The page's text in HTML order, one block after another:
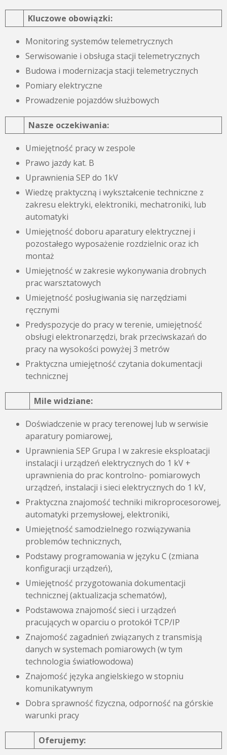
Kluczowe obowiązki:
Monitoring systemów telemetrycznych
Serwisowanie i obsługa stacji telemetrycznych
Budowa i modernizacja stacji telemetrycznych
Pomiary elektryczne
Prowadzenie pojazdów służbowych
Nasze oczekiwania:
Umiejętność pracy w zespole
Prawo jazdy kat. B
Uprawnienia SEP do 1kV
Wiedzę praktyczną i wykształcenie techniczne z
zakresu elektryki, elektroniki, mechatroniki, lub
automatyki
Umiejętność doboru aparatury elektrycznej i
pozostałego wyposażenie rozdzielnic oraz ich
montaż
Umiejętność w zakresie wykonywania drobnych
prac warsztatowych
Umiejętność posługiwania się narzędziami
ręcznymi
Predyspozycje do pracy w terenie, umiejętność
obsługi elektronarzędzi, brak przeciwskazań do
pracy na wysokości powyżej 3 metrów
Praktyczna umiejętność czytania dokumentacji
technicznej
Mile widziane:
Doświadczenie w pracy terenowej lub w serwisie
aparatury pomiarowej,
Uprawnienia SEP Grupa I w zakresie eksploatacji
instalacji i urządzeń elektrycznych do 1 kV +
uprawnienia do prac kontrolno- pomiarowych
urządzeń, instalacji i sieci elektrycznych do 1 kV,
Praktyczna znajomość techniki mikroprocesorowej,
automatyki przemysłowej, elektroniki,
Umiejętność samodzielnego rozwiązywania
problemów technicznych,
Podstawy programowania w języku C (zmiana
konfiguracji urządzeń),
Umiejętność przygotowania dokumentacji
technicznej (aktualizacja schematów),
Podstawowa znajomość sieci i urządzeń
pracujących w oparciu o protokół TCP/IP
Znajomość zagadnień związanych z transmisją
danych w systemach pomiarowych (w tym
technologia światłowodowa)
Znajomość języka angielskiego w stopniu
komunikatywnym
Dobra sprawność fizyczna, odporność na górskie
warunki pracy
Oferujemy: